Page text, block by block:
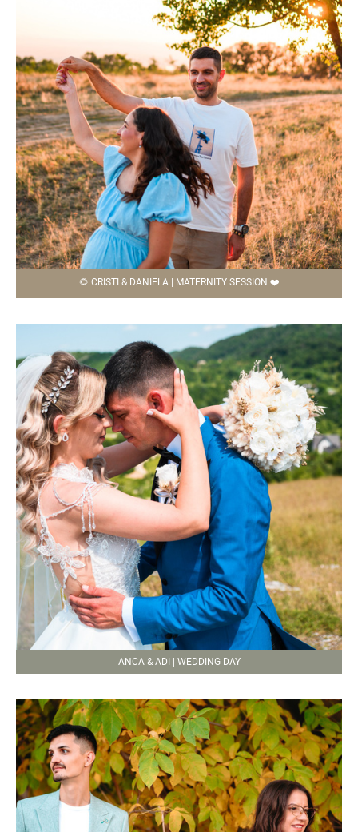
🌻 CRISTI & DANIELA | MATERNITY SESSION ❤️
ANCA & ADI | WEDDING DAY